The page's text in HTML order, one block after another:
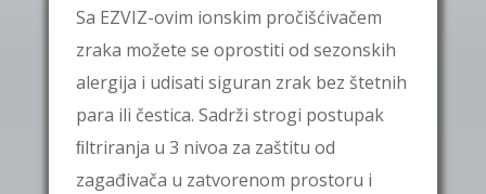
Sa EZVIZ-ovim ionskim pročišćivačem
zraka možete se oprostiti od sezonskih
alergija i udisati siguran zrak bez štetnih
para ili čestica. Sadrži strogi postupak
ﬁltriranja u 3 nivoa za zaštitu od
zagađivača u zatvorenom prostoru i